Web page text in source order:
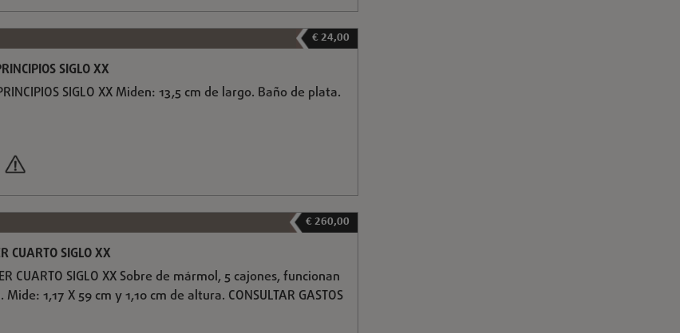
€ 24,00
SIGLO XX
SIGLO XX Miden: 13,5 cm de largo. Baño de plata.
€ 260,00
CUARTO SIGLO XX
CUARTO SIGLO XX Sobre de mármol, 5 cajones, funcionan
1,17 X 59 cm y 1,10 cm de altura. CONSULTAR GASTOS